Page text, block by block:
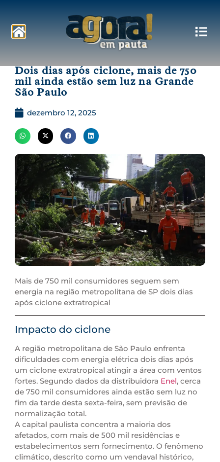
Dois dias após ciclone, mais de 750
mil ainda estão sem luz na Grande
São Paulo
dezembro 12, 2025
Mais de 750 mil consumidores seguem sem
energia na região metropolitana de SP dois dias
após ciclone extratropical
Impacto do ciclone
A região metropolitana de São Paulo enfrenta
dificuldades com energia elétrica dois dias após
um ciclone extratropical atingir a área com ventos
fortes. Segundo dados da distribuidora Enel, cerca
de 750 mil consumidores ainda estão sem luz no
fim da tarde desta sexta-feira, sem previsão de
normalização total.
A capital paulista concentra a maioria dos
afetados, com mais de 500 mil residências e
estabelecimentos sem fornecimento. O fenômeno
climático, descrito como um vendaval histórico,